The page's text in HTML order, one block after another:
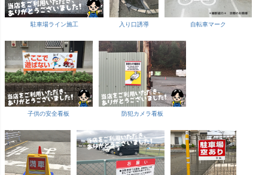
駐車場ライン施工 入り口誘導 自転車マーク
子供の安全看板 防犯カメラ看板